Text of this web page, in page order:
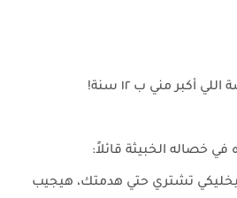
أكبر مني ب ١٢ سنة!
خصاله الخبيثة قائلاً:
تشتري حتي هدمتك، هيجيب